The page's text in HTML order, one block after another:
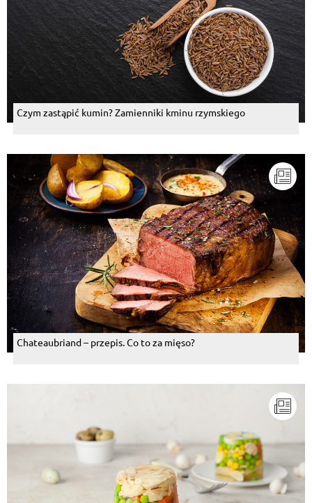
Czym zastąpić kumin? Zamienniki kminu rzymskiego
Chateaubriand – przepis. Co to za mięso?